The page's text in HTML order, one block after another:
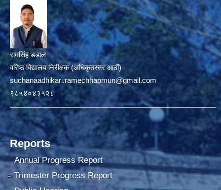
रामसिंह डडाल
वरिष्ठ विद्यालय निरीक्षक (अधिकृतस्तर आठौं)
suchanaadhikari.ramechhapmun@gmail.com
९८५४०४३५२८
Reports
Annual Progress Report
Trimester Progress Report